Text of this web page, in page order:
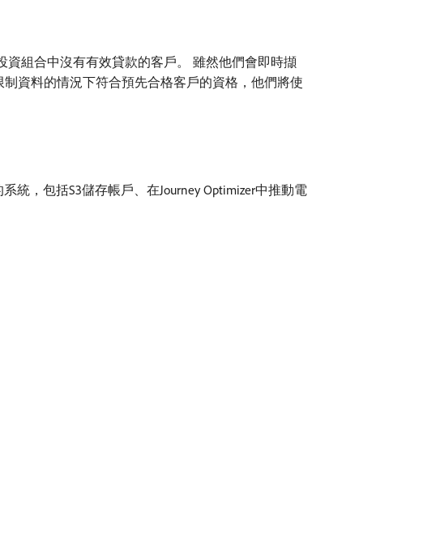
資組合中沒有有效貸款的客戶。 雖然他們會即時擷
資料的情況下符合預先合格客戶的資格，他們將使
統，包括S3儲存帳戶、在Journey Optimizer中推動電